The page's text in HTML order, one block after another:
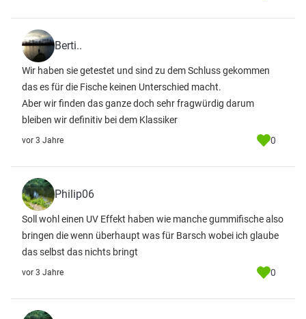
Berti..
Wir haben sie getestet und sind zu dem Schluss gekommen
das es für die Fische keinen Unterschied macht.
Aber wir finden das ganze doch sehr fragwürdig darum
bleiben wir definitiv bei dem Klassiker
vor 3 Jahre 0
Philip06
Soll wohl einen UV Effekt haben wie manche gummifische also
bringen die wenn überhaupt was für Barsch wobei ich glaube
das selbst das nichts bringt
vor 3 Jahre 0